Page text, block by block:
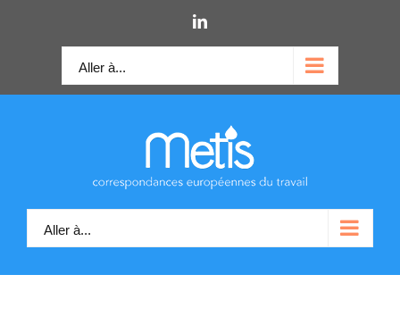
LinkedIn
Aller à...
Aller à...